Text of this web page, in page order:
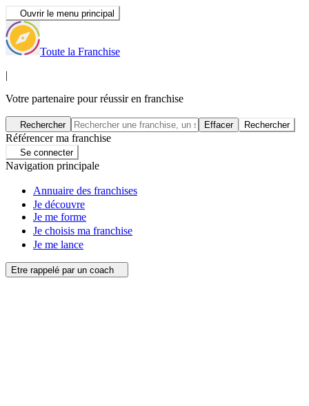
Ouvrir le menu principal
Toute la Franchise
|
Votre partenaire pour réussir en franchise
Rechercher Effacer Rechercher
Référencer ma franchise
Se connecter
Navigation principale
Annuaire des franchises
Je découvre
Je me forme
Je choisis ma franchise
Je me lance
Etre rappelé par un coach